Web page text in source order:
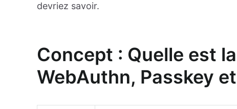
devriez savoir.
Concept : Quelle est
WebAuthn, Passkey et